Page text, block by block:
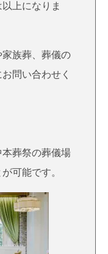
上になりま
族葬、葬儀の
問い合わせく
葬祭の葬儀場
可能です。